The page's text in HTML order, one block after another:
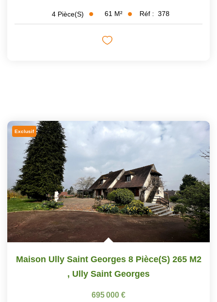
4 Pièce(s) 61 M² Réf : 378
Exclusif
Maison Ully Saint Georges 8 Pièce(s) 265 M2
, Ully Saint Georges
695 000 €